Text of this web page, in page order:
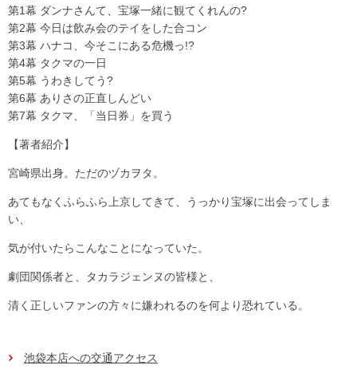
第1幕 ダンナさんて、宝塚一緒に観てくれんの?
第2幕 今日は飲み会のテイをした合コン
第3幕 ハナコ、今そこにある危機っ!?
第4幕 タクマの一日
第5幕 うわきしてう?
第6幕 ありさの正直しんどい
第7幕 タクマ、「当日券」を買う
【著者紹介】
宮崎県出身。ただのヅカヲタ。
あてもなくふらふら上京してきて、うっかり宝塚に出会ってしま
い、
気が付いたらこんなことになっていた。
劇団関係者と、タカラジェンヌの皆様と、
清く正しいファンの方々に嫌われるのを何より恐れている。
池袋本店への交通アクセス